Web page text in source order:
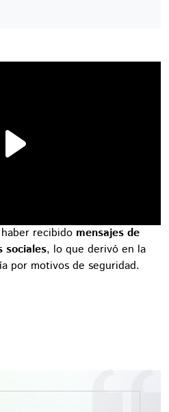
recibido mensajes de
sociales, lo que derivó en la
por motivos de seguridad.